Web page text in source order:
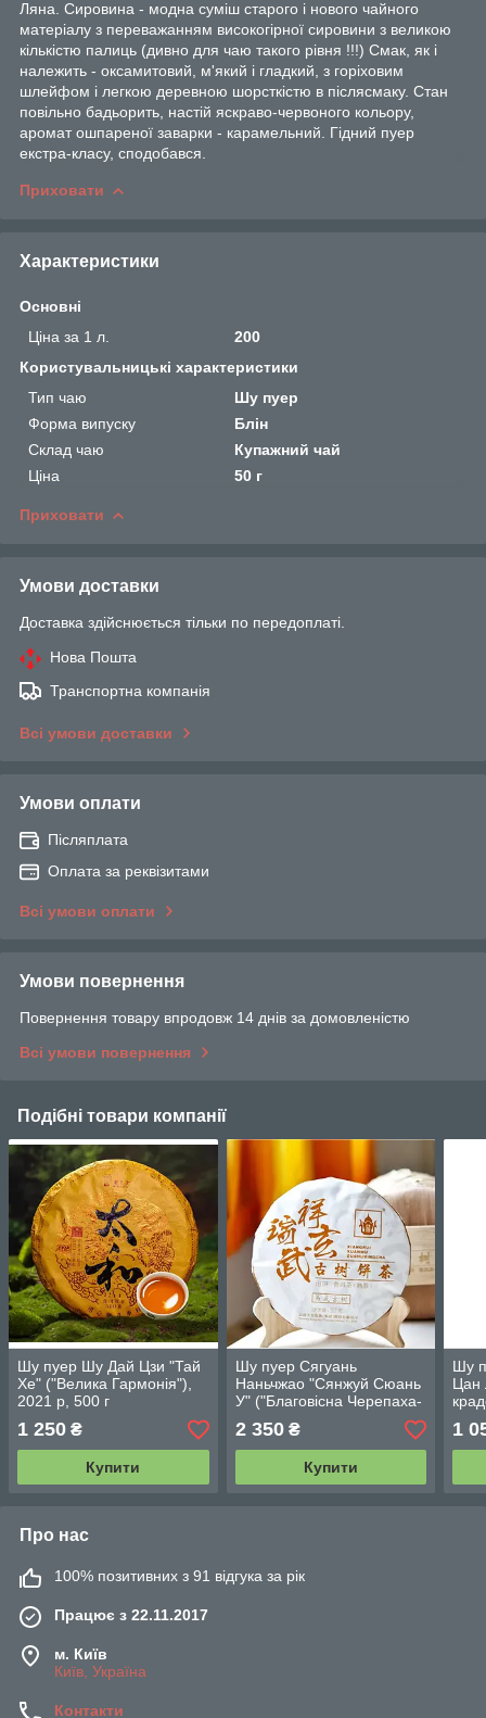
Ляна. Сировина - модна суміш старого і нового чайного
матеріалу з переважанням високогірної сировини з великою
кількістю палиць (дивно для чаю такого рівня !!!) Смак, як і
належить - оксамитовий, м'який і гладкий, з горіховим
шлейфом і легкою деревною шорсткістю в післясмаку. Стан
повільно бадьорить, настій яскраво-червоного кольору,
аромат ошпареної заварки - карамельний. Гідний пуер
екстра-класу, сподобався.
Приховати
Характеристики
Основні
Ціна за 1 л.
200
Користувальницькі характеристики
Тип чаю
Шу пуер
Форма випуску
Блін
Склад чаю
Купажний чай
Ціна
50 г
Приховати
Умови доставки
Доставка здійснюється тільки по передоплаті.
Нова Пошта
Транспортна компанія
Всі умови доставки
Умови оплати
Післяплата
Оплата за реквізитами
Всі умови оплати
Умови повернення
Повернення товару впродовж 14 днів за домовленістю
Всі умови повернення
Подібні товари компанії
Шу пуер Шу Дай Цзи "Тай
Хе" ("Велика Гармонія"),
2021 р, 500 г
1 250 ₴
Купити
Шу пуер Сягуань
Наньчжао "Сянжуй Сюань
У" ("Благовісна Черепаха-
Змія"), 2018 р, 357 г
2 350₴
Купити
Шу
Цан
1
Про нас
100% позитивних з 91 відгука за рік
Працює з 22.11.2017
м. Київ
Київ, Україна
Контакти